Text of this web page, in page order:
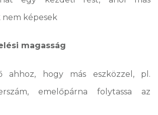
nem képesek
magasság
ahhoz, hogy más eszközzel, pl.
emelőpárna folytassa az